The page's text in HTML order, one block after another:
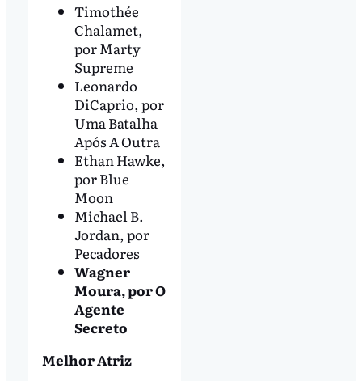
Timothée
Chalamet,
por Marty
Supreme
Leonardo
DiCaprio, por
Uma Batalha
Após A Outra
Ethan Hawke,
por Blue
Moon
Michael B.
Jordan, por
Pecadores
Wagner
Moura, por O
Agente
Secreto
Melhor Atriz